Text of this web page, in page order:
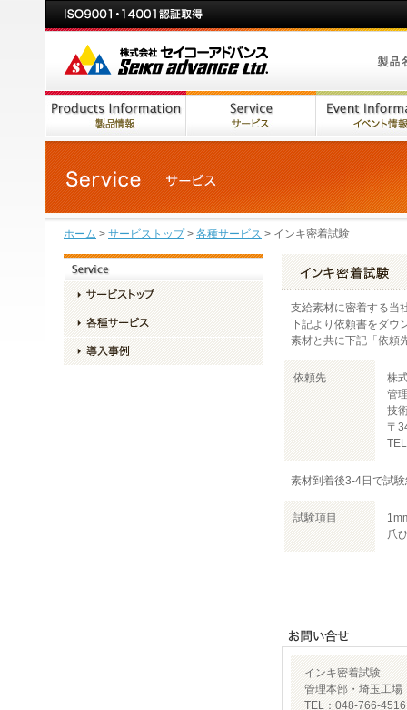
ホーム > サービストップ> 各種サービス > インキ密着試験
支給素材に密着する当
下記より依頼書をダウ
素材と共に下記「依頼
依頼先
株
管
技
〒
素材到着後3-4日で試
試験項目
爪
インキ密着試験
管理本部・埼玉工
TEL：048-766-4516